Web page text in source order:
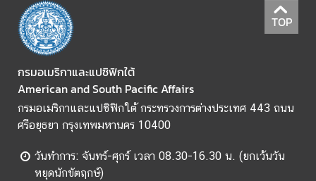
ป
ร
ะ
เ
ท
ศ
ว
า
TOP
กรมอเมริกาและแปซิฟิกใต้
American and South Pacific Affairs
กรมอเมริกาและแปซิฟิกใต้ กระทรวงการต่างประเทศ 443 ถนน
ศรีอยุธยา กรุงเทพมหานคร 10400
วันทำการ: จันทร์-ศุกร์ เวลา 08.30-16.30 น. (ยกเว้นวัน
หยุดนักขัตฤกษ์)